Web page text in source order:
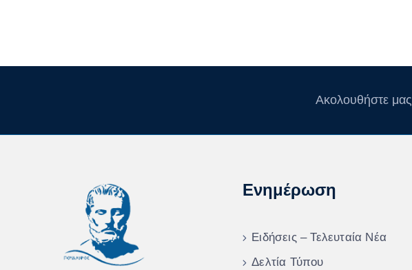
Ακολουθήστε μας
Ενημέρωση
Ειδήσεις – Τελευταία Νέα
Δελτία Τύπου